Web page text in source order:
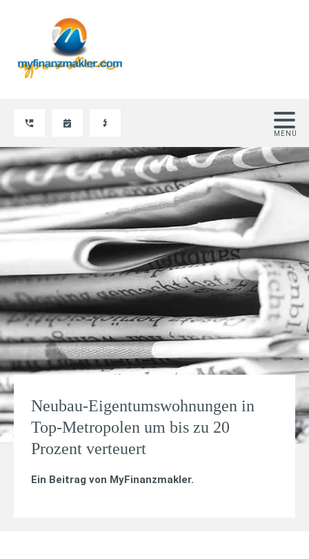
Neubau-Eigentumswohnungen in
Top-Metropolen um bis zu 20
Prozent verteuert
Ein Beitrag von MyFinanzmakler.